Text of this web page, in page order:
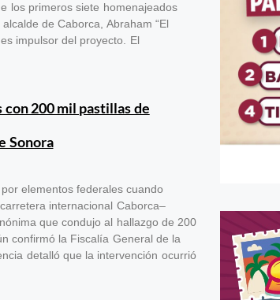
los primeros siete homenajeados
de Caborca, Abraham “El
impulsor del proyecto. El
200 mil pastillas de
Sonora
elementos federales cuando
internacional Caborca–
que condujo al hallazgo de 200
confirmó la Fiscalía General de la
detalló que la intervención ocurrió